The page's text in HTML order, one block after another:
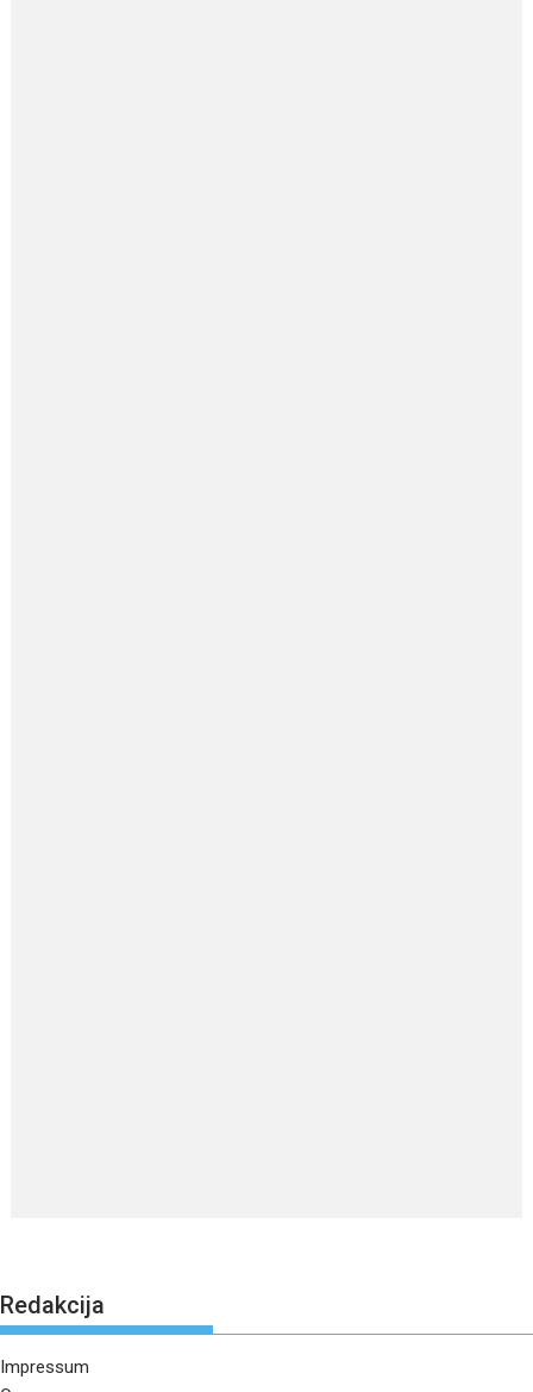
Redakcija
Impressum